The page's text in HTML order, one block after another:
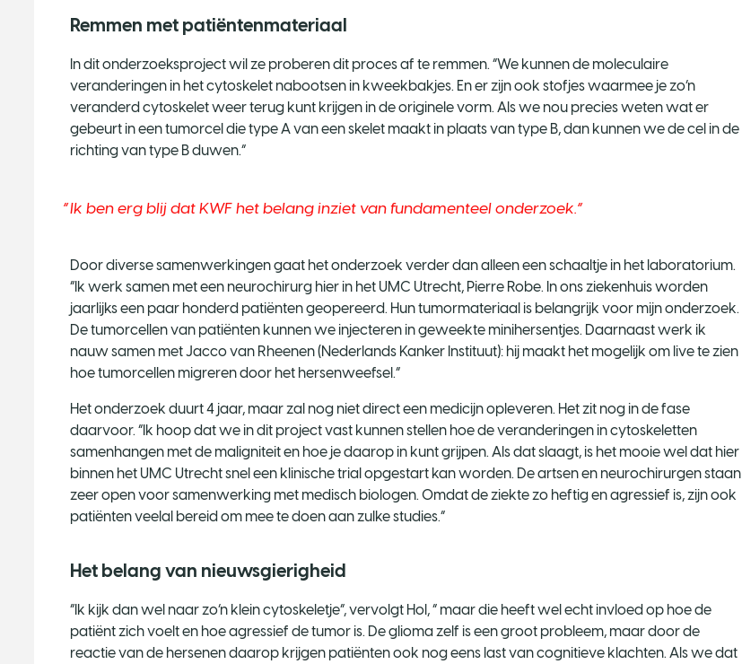
Remmen met patiëntenmateriaal
In dit onderzoeksproject wil ze proberen dit proces af te remmen. “We kunnen de moleculaire
veranderingen in het cytoskelet nabootsen in kweekbakjes. En er zijn ook stofjes waarmee je zo’n
veranderd cytoskelet weer terug kunt krijgen in de originele vorm. Als we nou precies weten wat er
gebeurt in een tumorcel die type A van een skelet maakt in plaats van type B, dan kunnen we de cel in de
richting van type B duwen.”
Ik ben erg blij dat KWF het belang inziet van fundamenteel onderzoek.
Door diverse samenwerkingen gaat het onderzoek verder dan alleen een schaaltje in het laboratorium.
“Ik werk samen met een neurochirurg hier in het UMC Utrecht, Pierre Robe. In ons ziekenhuis worden
jaarlijks een paar honderd patiënten geopereerd. Hun tumormateriaal is belangrijk voor mijn onderzoek.
De tumorcellen van patiënten kunnen we injecteren in geweekte minihersentjes. Daarnaast werk ik
nauw samen met Jacco van Rheenen (Nederlands Kanker Instituut): hij maakt het mogelijk om live te zien
hoe tumorcellen migreren door het hersenweefsel.“
Het onderzoek duurt 4 jaar, maar zal nog niet direct een medicijn opleveren. Het zit nog in de fase
daarvoor. “Ik hoop dat we in dit project vast kunnen stellen hoe de veranderingen in cytoskeletten
samenhangen met de maligniteit en hoe je daarop in kunt grijpen. Als dat slaagt, is het mooie wel dat hier
binnen het UMC Utrecht snel een klinische trial opgestart kan worden. De artsen en neurochirurgen staan
zeer open voor samenwerking met medisch biologen. Omdat de ziekte zo heftig en agressief is, zijn ook
patiënten veelal bereid om mee te doen aan zulke studies.”
Het belang van nieuwsgierigheid
“Ik kijk dan wel naar zo’n klein cytoskeletje”, vervolgt Hol, “ maar die heeft wel echt invloed op hoe de
patiënt zich voelt en hoe agressief de tumor is. De glioma zelf is een groot probleem, maar door de
reactie van de hersenen daarop krijgen patiënten ook nog eens last van cognitieve klachten. Als we dat